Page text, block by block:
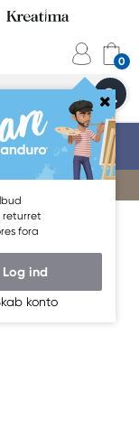
returret
fora
Log ind
konto
benytte dig af
– køb her »